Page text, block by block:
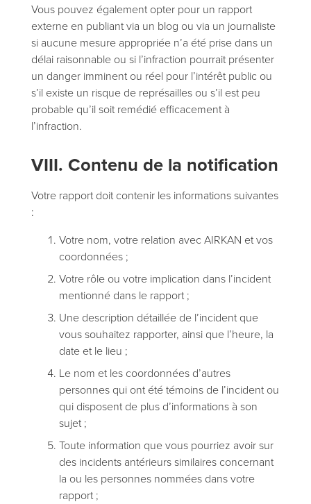
Vous pouvez également opter pour un rapport
externe en publiant via un blog ou via un journaliste
si aucune mesure appropriée n’a été prise dans un
délai raisonnable ou si l’infraction pourrait présenter
un danger imminent ou réel pour l’intérêt public ou
s’il existe un risque de représailles ou s’il est peu
probable qu’il soit remédié efficacement à
l’infraction.
VIII. Contenu de la notification
Votre rapport doit contenir les informations suivantes
:
Votre nom, votre relation avec AIRKAN et vos
coordonnées ;
Votre rôle ou votre implication dans l’incident
mentionné dans le rapport ;
Une description détaillée de l’incident que
vous souhaitez rapporter, ainsi que l’heure, la
date et le lieu ;
Le nom et les coordonnées d’autres
personnes qui ont été témoins de l’incident ou
qui disposent de plus d’informations à son
sujet ;
Toute information que vous pourriez avoir sur
des incidents antérieurs similaires concernant
la ou les personnes nommées dans votre
rapport ;